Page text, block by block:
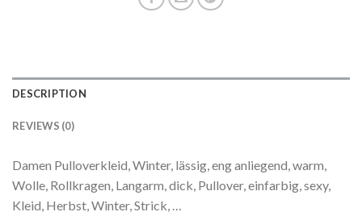
DESCRIPTION
REVIEWS (0)
Damen Pulloverkleid, Winter, lässig, eng anliegend, warm,
Wolle, Rollkragen, Langarm, dick, Pullover, einfarbig, sexy,
Kleid, Herbst, Winter, Strick, …